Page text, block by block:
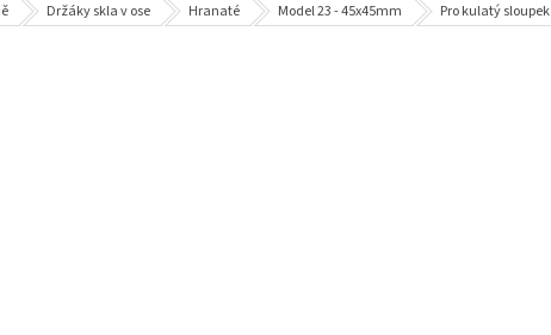
Držáky skla v ose Hranaté Model 23 - 45x45mm Pro kulatý sloupek